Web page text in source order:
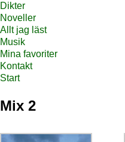
Dikter
Noveller
Allt jag läst
Musik
Mina favoriter
Kontakt
Start
Mix 2